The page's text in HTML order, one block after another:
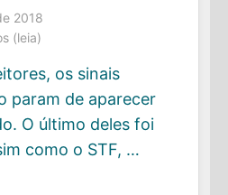
2018
(leia)
os sinais
param de aparecer
O último deles foi
como o STF, …